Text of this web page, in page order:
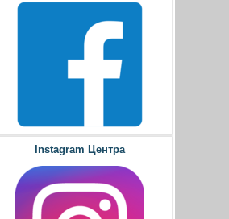
Instagram Центра